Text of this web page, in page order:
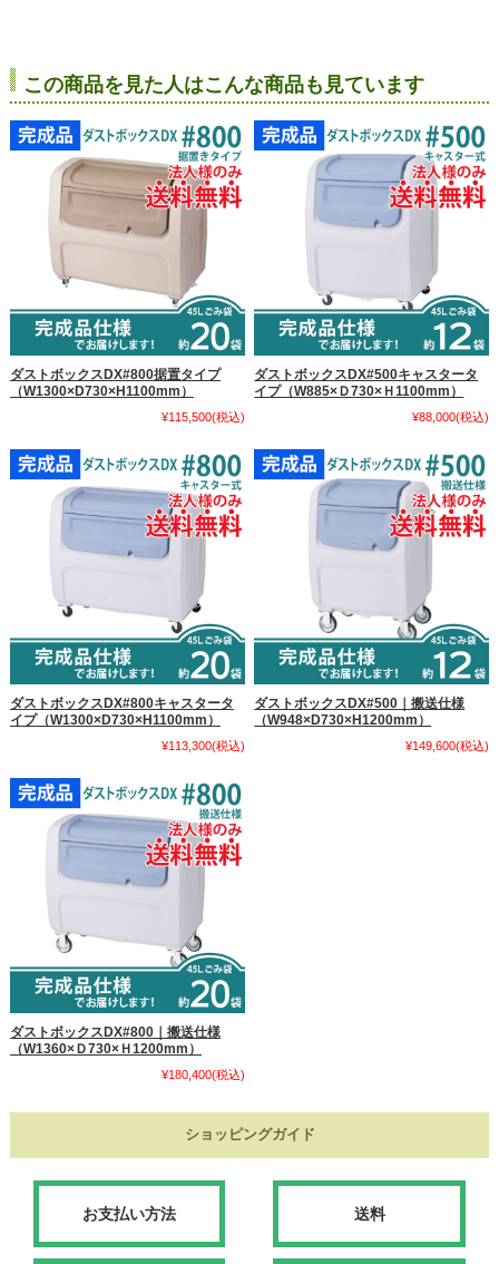
この商品を見た人はこんな商品も見ています
ダストボックスDX#800据置タイプ
（W1300×D730×H1100mm）
¥115,500(税込)
ダストボックスDX#500キャスタータ
イプ（W885×Ｄ730×Ｈ1100mm）
¥88,000(税込)
ダストボックスDX#800キャスタータ
イプ（W1300×D730×H1100mm）
¥113,300(税込)
ダストボックスDX#500｜搬送仕様
（W948×D730×H1200mm）
¥149,600(税込)
ダストボックスDX#800｜搬送仕様
（W1360×Ｄ730×Ｈ1200mm）
¥180,400(税込)
ショッピングガイド
お支払い方法 送料